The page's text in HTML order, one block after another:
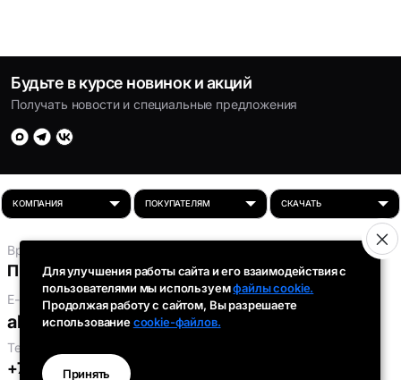
Будьте в курсе новинок и акций
Получать новости и специальные предложения
Время работы:
Пн-Пт: 8:00 - 16:30
E-mail:
absolut-tds@inbox.ru
Телефоны:
+7 (343) 301-91-93
Для улучшения работы сайта и его взаимодействия с
пользователями мы используемфайлы cookie.
Продолжая работу с сайтом, Вы разрешаете
использованиеcookie-файлов.
Принять